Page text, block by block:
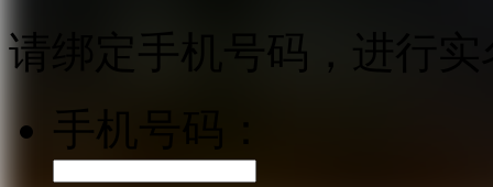
请绑定手机号码，进行
手机号码：